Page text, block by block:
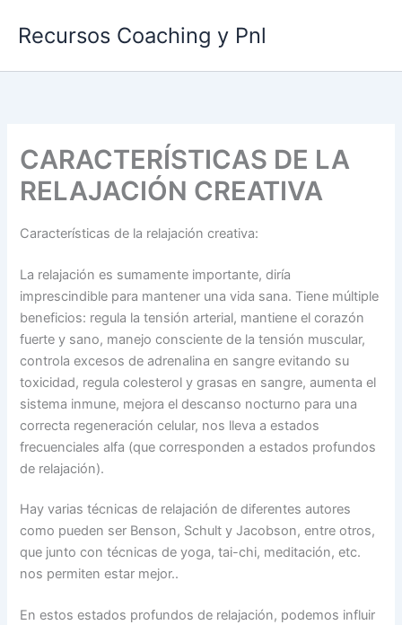
Recursos Coaching y Pnl
CARACTERÍSTICAS DE LA
RELAJACIÓN CREATIVA
Características de la relajación creativa:
La relajación es sumamente importante, diría
imprescindible para mantener una vida sana. Tiene múltiple
beneficios: regula la tensión arterial, mantiene el corazón
fuerte y sano, manejo consciente de la tensión muscular,
controla excesos de adrenalina en sangre evitando su
toxicidad, regula colesterol y grasas en sangre, aumenta el
sistema inmune, mejora el descanso nocturno para una
correcta regeneración celular, nos lleva a estados
frecuenciales alfa (que corresponden a estados profundos
de relajación).
Hay varias técnicas de relajación de diferentes autores
como pueden ser Benson, Schult y Jacobson, entre otros,
que junto con técnicas de yoga, tai-chi, meditación, etc.
nos permiten estar mejor..
En estos estados profundos de relajación, podemos influir